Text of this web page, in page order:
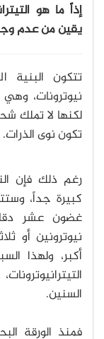
إذاً ما هو
يقين من عدم
تتكون
نيوترونات،
لكنها لا تملك
تكون نوى الذرات.
رغم ذلك فإن
كبيرة جداً،
غضون عشر
نيوترونين أو
أكبر، ولهذا
السنين.